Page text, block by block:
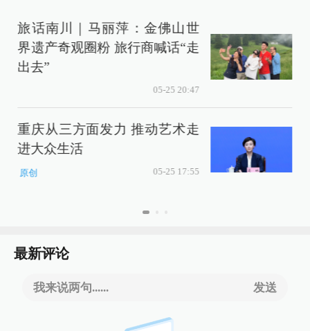
旅话南川｜马丽萍：金佛山世
界遗产奇观圈粉 旅行商喊话“走
出去”
05-25 20:47
重庆从三方面发力 推动艺术走
进大众生活
原创 05-25 17:55
最新评论
我来说两句...... 发送